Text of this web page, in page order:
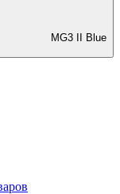
MG3 II Blue